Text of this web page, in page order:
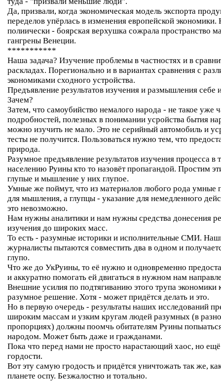
Да, призвали, когда экономическая модель экспорта
переделов упёрлась в изменения европейской экономики.
полиически - боярская верхушка сожрала пространство
гангрены Венеции.
***********
Наша задача? Изучение проблемы в частностях и в
раскладах. Порегионально и в вариантах сравнения с
экономиками сходного устройства.
Предъявление результатов изучения и размышления себе
Зачем?
Затем, что самоубийство немалого народа - не такое уже
подробностей, полезных в понимании усройства бытия
можно изучить не мало. Это не серийный автомобиль и
тесты не получится. Пользоваться нужно тем, что
природа.
Разумное предъявление результатов изучения процесса в
населению Руины кто то назовёт пропагандой. Простим
глупые и мышление у них глупое.
Умные же поймут, что из материалов любого рода умные
для мышления, а глупцы - указание для немедленного
это невозможно.
Нам нужны аналитики и нам нужны средства донесения
изучения до широких масс.
То есть - разумные историки и исполнительные СМИ.
журналисты пытаются совместить два в одном и
глупо.
Что же до УкРуины, то её нужно и одновременно
и аккуратно помогать ей двигаться в нужном нам
Внешние усилия по подтягиванию этого трупа экономики
разумное решение. Хотя - может придётся делать и это.
Но в первую очередь - результаты наших исследований
широким массам и узким кругам людей разумных (в
пропорциях) должны поомчь обитателям Руины
народом. Может быть даже и гражданами.
Пока что перед нами не просто нарастающий хаос, но
гордости.
Вот эту самую гродость и придётся уничтожать так же,
планете оспу. Безжалостно и тотально.